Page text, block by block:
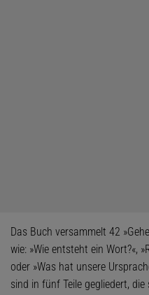
Das Buch versammelt 42
wie: »Wie entsteht ein Wort?«,
oder »Was hat unsere
sind in fünf Teile gegliedert,